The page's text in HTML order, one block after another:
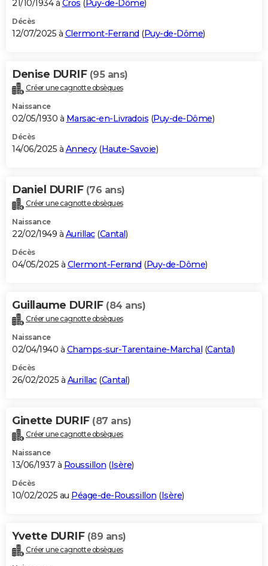
21/10/1934 à Cros ( Puy-de-Dôme)
Décès
12/07/2025 à Clermont-Ferrand (Puy-de-Dôme)
Denise DURIF (95 ans)
Créer une cagnotte obsèques
Naissance
02/05/1930 à Marsac-en-Livradois (Puy-de-Dôme)
Décès
14/06/2025 à Annecy(Haute-Savoie)
Daniel DURIF (76 ans)
Créer une cagnotte obsèques
Naissance
22/02/1949 à Aurillac(Cantal)
Décès
04/05/2025 à Clermont-Ferrand (Puy-de-Dôme)
Guillaume DURIF (84 ans)
Créer une cagnotte obsèques
Naissance
02/04/1940 à Champs-sur-Tarentaine-Marchal (Cantal)
Décès
26/02/2025 à Aurillac(Cantal)
Ginette DURIF (87 ans)
Créer une cagnotte obsèques
Naissance
13/06/1937 à Roussillon (Isère)
Décès
10/02/2025 au Péage-de-Roussillon (Isère)
Yvette DURIF (89 ans)
Créer une cagnotte obsèques